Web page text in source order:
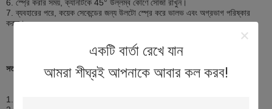
একটি বার্তা রেখে যান
আমরা শীঘ্রই আপনাকে আবার কল করব!
6. স্প্রে করার সময়, ক্যানটিকে 45° উল্লম্ব কোণে সোজা রাখুন।
7. ব্যবহারের পরে, কয়েক সেকেন্ডের জন্য উলটো স্প্রে করে ভালভ এবং অগ্রভাগ পরিষ্কার
করুন।
সতর্কতা:
1. চাপের মধ্যে বিষয়বস্তু।তাপ, শিখা, স্পার্ক এবং ইগনিশনের অন্যান্য উত্স থেকে দূরে রাখুন।